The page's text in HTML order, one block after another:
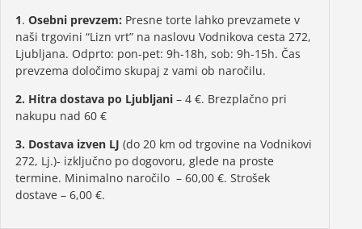
1. Osebni prevzem: Presne torte lahko prevzamete v
naši trgovini “Lizn vrt” na naslovu Vodnikova cesta 272,
Ljubljana. Odprto: pon-pet: 9h-18h, sob: 9h-15h. Čas
prevzema določimo skupaj z vami ob naročilu.
2. Hitra dostava po Ljubljani– 4 €. Brezplačno pri
nakupu nad 60 €
3. Dostava izven LJ (do 20 km od trgovine na Vodnikovi
272, Lj.)- izključno po dogovoru, glede na proste
termine. Minimalno naročilo – 60,00 €. Strošek
dostave – 6,00 €.